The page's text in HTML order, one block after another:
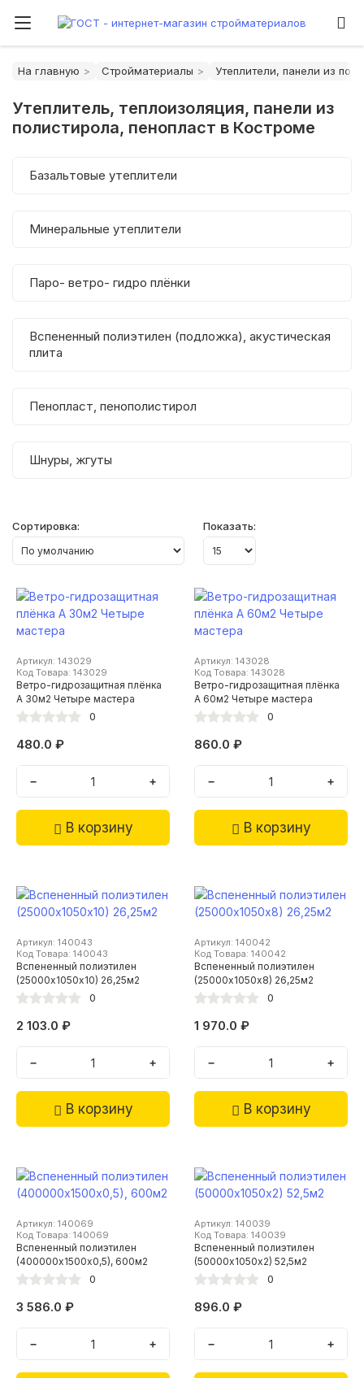
На главную Стройматериалы Утеплители, панели из
Утеплитель, теплоизоляция, панели из
полистирола, пенопласт в Костроме
Базальтовые утеплители
Минеральные утеплители
Паро- ветро- гидро плёнки
Вспененный полиэтилен (подложка), акустическая
плита
Пенопласт, пенополистирол
Шнуры, жгуты
Сортировка: Показать:
Артикул: 143029
Код Товара: 143029
Ветро-гидрозащитная плёнка
А 30м2 Четыре мастера
0
480.0 ₽
− +
В корзину
Артикул: 143028
Код Товара: 143028
Ветро-гидрозащитная плёнка
А 60м2 Четыре мастера
0
860.0 ₽
− +
В корзину
Артикул: 140043
Код Товара: 140043
Вспененный полиэтилен
(25000х1050х10) 26,25м2
0
2 103.0 ₽
− +
В корзину
Артикул: 140042
Код Товара: 140042
Вспененный полиэтилен
(25000х1050х8) 26,25м2
0
1 970.0 ₽
− +
В корзину
Артикул: 140069
Код Товара: 140069
Вспененный полиэтилен
(400000х1500х0,5), 600м2
0
3 586.0 ₽
− +
Артикул: 140039
Код Товара: 140039
Вспененный полиэтилен
(50000х1050х2) 52,5м2
0
896.0 ₽
− +